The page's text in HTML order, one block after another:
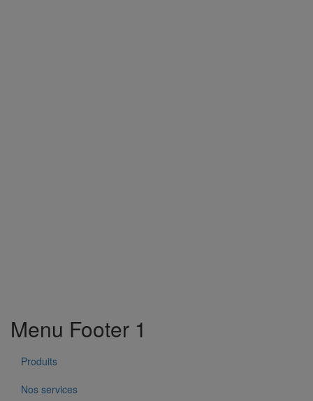
Menu Footer 1
Produits
Nos services